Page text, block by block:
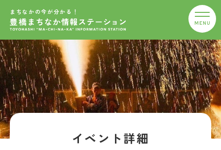
まちなかの今が分かる！
イベント詳細